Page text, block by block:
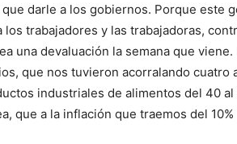
darle a los gobiernos. Porque este
trabajadores y las trabajadoras,
una devaluación la semana que viene.
que nos tuvieron acorralando cuatro
industriales de alimentos del 40 al
que a la inflación que traemos del